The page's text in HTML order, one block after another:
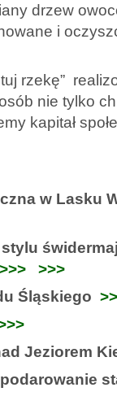
drzew
i
rzekę”
nie tylko
kapitał
w Lasku
>>>
>>>
Śląskiego
Jeziorem